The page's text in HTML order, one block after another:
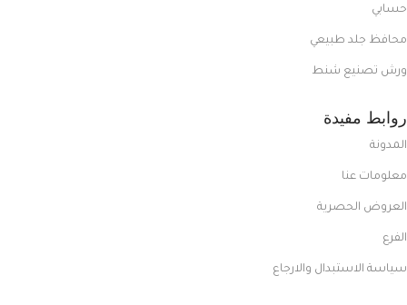
حسابي
محافظ جلد طبيعي
ورش تصنيع شنط
روابط مفيدة
المدونة
معلومات عنا
العروض الحصرية
الفرع
سياسة الاستبدال والارجاع